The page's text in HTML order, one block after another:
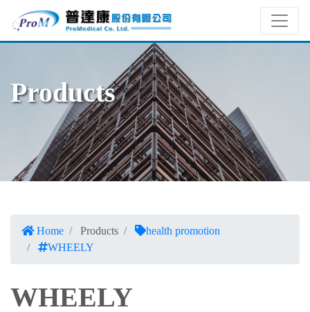
Products
Home Products
health promotion
WHEELY
WHEELY